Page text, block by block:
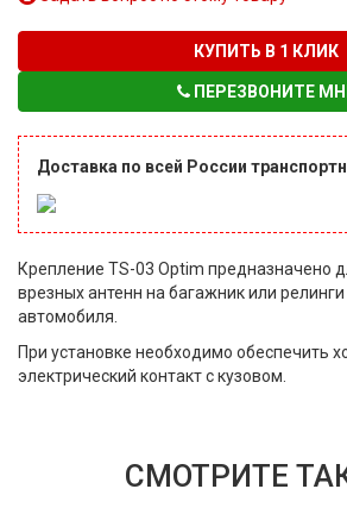
КУПИТЬ В 1 КЛИК
ПЕРЕЗВОНИТЕ
Доставка по всей России
Крепление TS-03 Optim предназначено
врезных антенн на багажник или
автомобиля.
При установке необходимо обеспечить
электрический контакт с кузовом.
СМОТРИТЕ